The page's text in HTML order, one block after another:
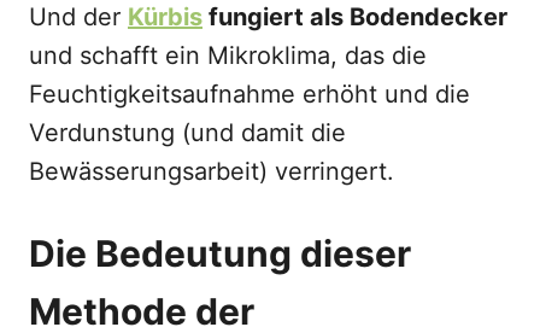
Und der Kürbis fungiert als Bodendecker
und schafft ein Mikroklima, das die
Feuchtigkeitsaufnahme erhöht und die
Verdunstung (und damit die
Bewässerungsarbeit) verringert.
Die Bedeutung dieser
Methode der